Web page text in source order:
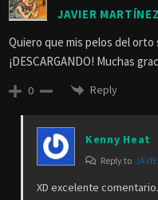
JAVIER MARTÍNEZ
Quiero que mis pelos del
¡DESCARGANDO! Muchas
0 Reply
Kenny Heat
Reply to
XD excelente